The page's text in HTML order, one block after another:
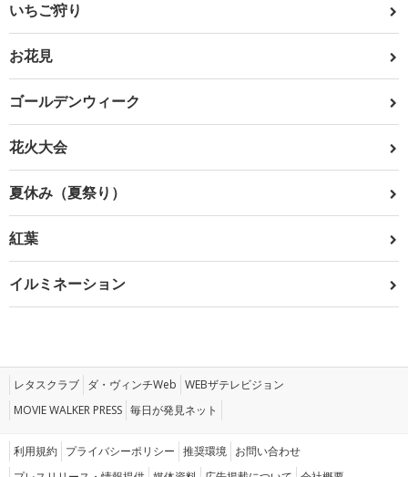
いちご狩り
お花見
ゴールデンウィーク
花火大会
夏休み（夏祭り）
紅葉
イルミネーション
レタスクラブ ダ・ヴィンチWeb WEBザテレビジョン
MOVIE WALKER PRESS 毎日が発見ネット
利用規約 プライバシーポリシー 推奨環境 お問い合わせ